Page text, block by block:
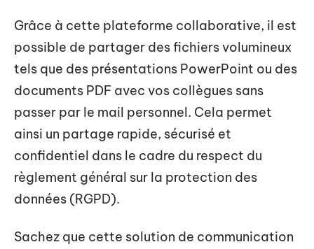
Grâce à cette plateforme collaborative, il est
possible de partager des fichiers volumineux
tels que des présentations PowerPoint ou des
documents PDF avec vos collègues sans
passer par le mail personnel. Cela permet
ainsi un partage rapide, sécurisé et
confidentiel dans le cadre du respect du
règlement général sur la protection des
données (RGPD).
Sachez que cette solution de communication